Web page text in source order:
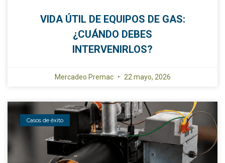
VIDA ÚTIL DE EQUIPOS DE GAS:
¿CUÁNDO DEBES
INTERVENIRLOS?
Mercadeo Premac 22 mayo, 2026
Casos de éxito